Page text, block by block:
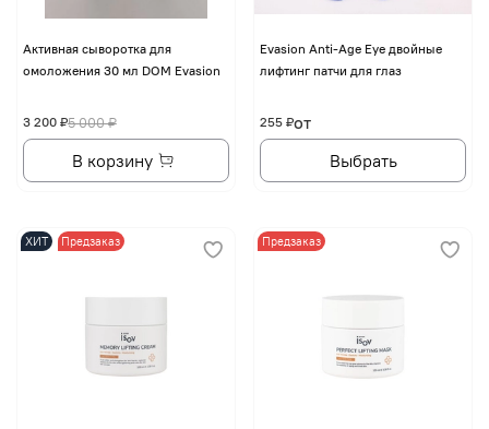
Активная сыворотка для
омоложения 30 мл DOM Evasion
5 000 ₽
3 200 ₽
В корзину
Evasion Anti-Age Eye двойные
лифтинг патчи для глаз
от
255 ₽
Выбрать
ХИТ Предзаказ Предзаказ